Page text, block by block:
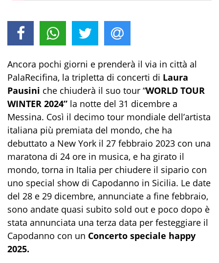
Ancora pochi giorni e prenderà il via in città al
PalaRecifina, la tripletta di concerti di Laura
Pausini che chiuderà il suo tour “WORLD TOUR
WINTER 2024” la notte del 31 dicembre a
Messina. Così il decimo tour mondiale dell’artista
italiana più premiata del mondo, che ha
debuttato a New York il 27 febbraio 2023 con una
maratona di 24 ore in musica, e ha girato il
mondo, torna in Italia per chiudere il sipario con
uno special show di Capodanno in Sicilia. Le date
del 28 e 29 dicembre, annunciate a fine febbraio,
sono andate quasi subito sold out e poco dopo è
stata annunciata una terza data per festeggiare il
Capodanno con un Concerto speciale happy
2025.